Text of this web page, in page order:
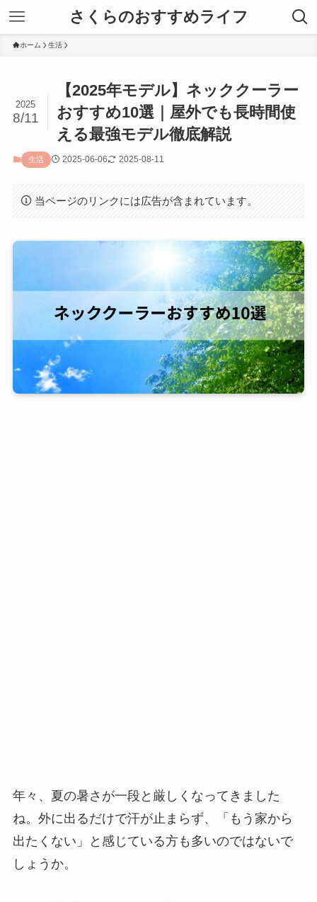
さくらのおすすめライフ
ホーム 生活
【2025年モデル】ネッククーラー
おすすめ10選｜屋外でも長時間使
える最強モデル徹底解説
2025
8/11
生活 2025-06-06 2025-08-11
当ページのリンクには広告が含まれています。
年々、夏の暑さが一段と厳しくなってきました
ね。外に出るだけで汗が止まらず、「もう家から
出たくない」と感じている方も多いのではないで
しょうか。